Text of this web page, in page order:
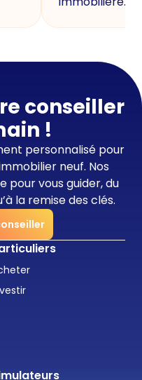
conseiller
!
personnalisé pour
neuf. Nos
pour vous guider, du
la remise des clés.